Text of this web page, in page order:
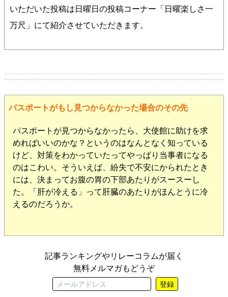
いただいた投稿は日曜日の投稿コーナー「日曜楽しさ一
万尺」にて紹介させていただきます。
パスポートがもし見つからなかった場合のその先
パスポートが見つからなかったら、大使館に助けを求
めればいいのかな？というのはなんとなく知っている
けど、対策をわかっていたってやっぱり当事者になる
のはこわい。そういえば、紛失で不安にかられたとき
には、決まってお腹の胃の下部あたりがスースーし
た。「肝が冷える」って肝臓のあたりがほんとうに冷
えるのだろうか。
記事ランキングやリレーコラムが届く
無料メルマガもどうぞ
登録